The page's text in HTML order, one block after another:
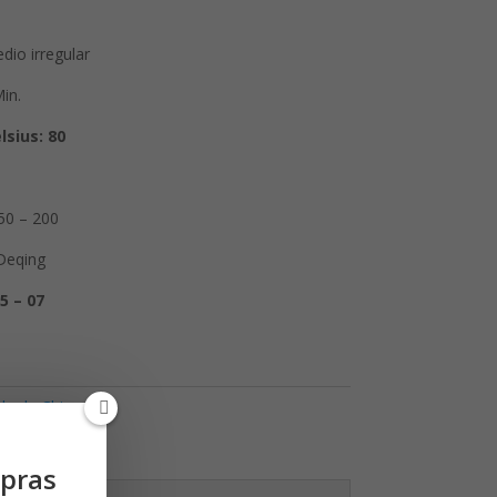
irregular
80
– 200
5 – 07
de China